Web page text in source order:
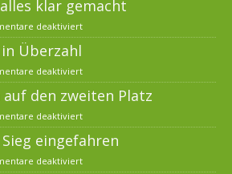
klar gemacht
deaktiviert
Überzahl
deaktiviert
den zweiten Platz
deaktiviert
eingefahren
deaktiviert